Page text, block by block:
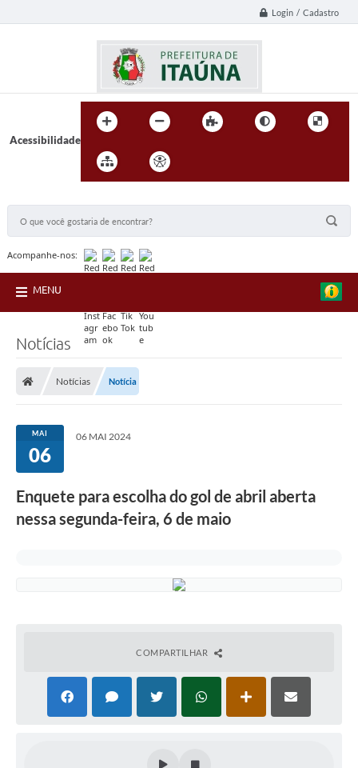
Login / Cadastro
Acessibilidade
Acompanhe-nos:
MENU
Notícias
Notícias Notícia
MAI
06
06 MAI 2024
Enquete para escolha do gol de abril aberta
nessa segunda-feira, 6 de maio
COMPARTILHAR